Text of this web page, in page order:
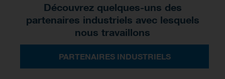
Découvrez quelques-uns des
partenaires industriels avec lesquels
nous travaillons
PARTENAIRES INDUSTRIELS